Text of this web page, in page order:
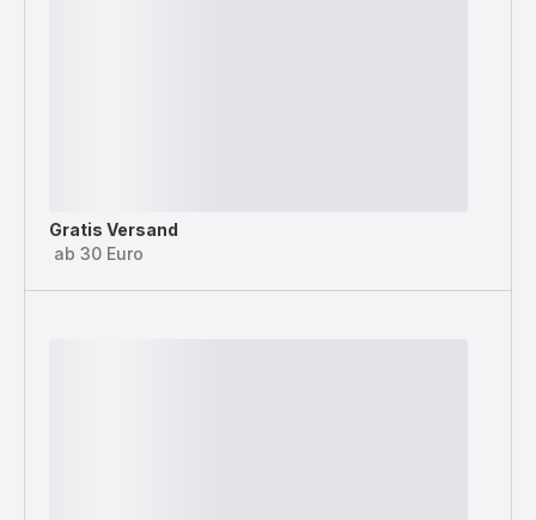
Gratis Versand
ab 30 Euro